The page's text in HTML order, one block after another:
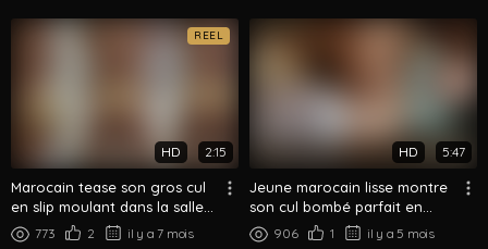
REEL
HD 2:15
Marocain tease son gros cul
en slip moulant dans la salle
de bain
773 2 il y a 7 mois
HD 5:47
Jeune marocain lisse montre
son cul bombé parfait en
gros plan
906 1 il y a 5 mois